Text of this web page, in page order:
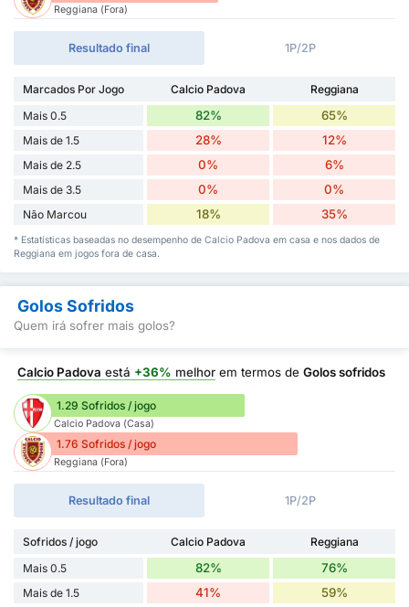
Reggiana (Fora)
Resultado final 1P/2P
Marcados Por Jogo Calcio Padova
Reggiana
Mais 0.5
82% 65%
Mais de 1.5 28% 12%
Mais de 2.5 0% 6%
Mais de 3.5 0% 0%
Não Marcou 18% 35%
* Estatísticas baseadas no desempenho de Calcio Padova em casa e nos dados de
Reggiana em jogos fora de casa.
Golos Sofridos
Quem irá sofrer mais golos?
Calcio Padova está +36% melhor em termos de Golos sofridos
1.29 Sofridos / jogo
Calcio Padova (Casa)
1.76 Sofridos / jogo
Reggiana (Fora)
Resultado final 1P/2P
Sofridos / jogo Calcio Padova
Reggiana
Mais 0.5
82% 76%
Mais de 1.5 41% 59%